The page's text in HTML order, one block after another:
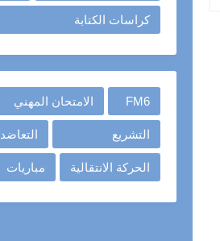
كراسات الكتابة
FM6 الامتحان المهني
التشريع
الحركة الانتقالية مباريات